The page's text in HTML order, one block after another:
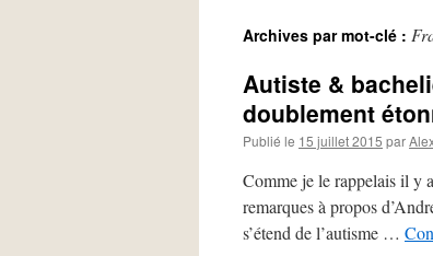
Archives par mot-clé :
Autiste &
doublement
Publié le 15 juillet 2015 par
Comme je le rappelais il y
remarques à propos
s’étend de l’autisme …